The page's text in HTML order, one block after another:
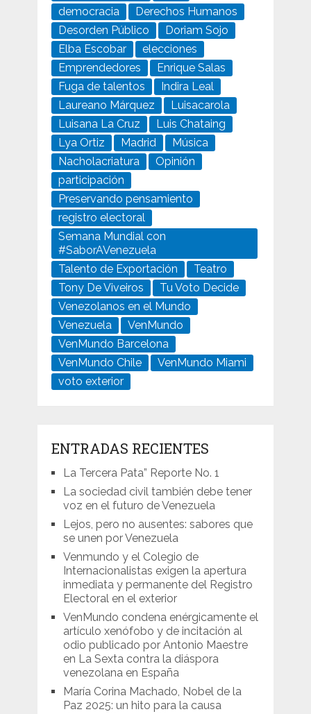
democracia
Derechos Humanos
Desorden Público
Doriam Sojo
Elba Escobar
elecciones
Emprendedores
Enrique Salas
Fuga de talentos
Indira Leal
Laureano Márquez
Luisacarola
Luisana La Cruz
Luis Chataing
Lya Ortiz
Madrid
Música
Nacholacriatura
Opinión
participación
Preservando pensamiento
registro electoral
Semana Mundial con
#SaborAVenezuela
Talento de Exportación
Teatro
Tony De Viveiros
Tu Voto Decide
Venezolanos en el Mundo
Venezuela
VenMundo
VenMundo Barcelona
VenMundo Chile
VenMundo Miami
voto exterior
ENTRADAS RECIENTES
La Tercera Pata” Reporte No. 1
La sociedad civil también debe tener
voz en el futuro de Venezuela
Lejos, pero no ausentes: sabores que
se unen por Venezuela
Venmundo y el Colegio de
Internacionalistas exigen la apertura
inmediata y permanente del Registro
Electoral en el exterior
VenMundo condena enérgicamente el
artículo xenófobo y de incitación al
odio publicado por Antonio Maestre
en La Sexta contra la diáspora
venezolana en España
María Corina Machado, Nobel de la
Paz 2025: un hito para la causa